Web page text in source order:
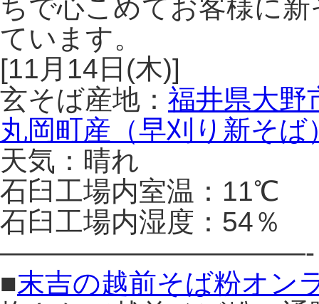
ちで心こめてお客様に
ています。
[11月14日(木)]
玄そば産地： 福井県大野
丸岡町産（早刈り新そば
天気：晴れ
石臼工場内室温：11℃
石臼工場内湿度：54％
———————————-
■末吉の越前そば粉オン